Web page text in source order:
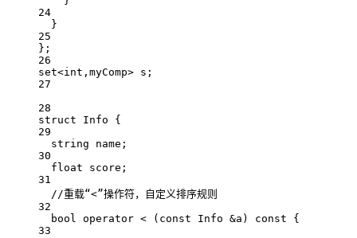
24
}
25
};
26
set<int ,myComp> s;
27
28
struct
Info {
29
string name;
30
float score;
31
//重载“<”操作符，自定义排序规则
32
bool operator < ( const Info &a ) const {
33